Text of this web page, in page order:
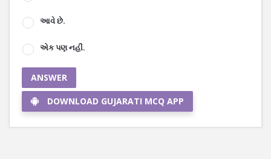
આવે છે.
એક પણ નહીં.
ANSWER
DOWNLOAD GUJARATI MCQ APP